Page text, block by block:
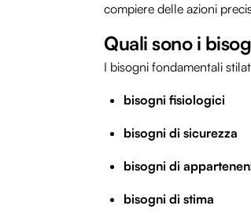
compiere delle azioni
Quali sono i
I bisogni fondamentali
bisogni fisiologici
bisogni di sicurezza
bisogni di
bisogni di stima